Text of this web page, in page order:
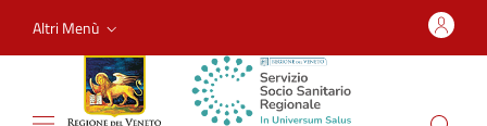
Altri Menù